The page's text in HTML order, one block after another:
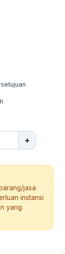
+
jasa
instansi
yang